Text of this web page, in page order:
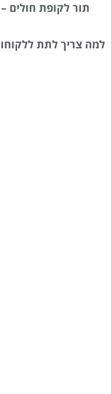
תור לקופת חולים
למה צריך לתת